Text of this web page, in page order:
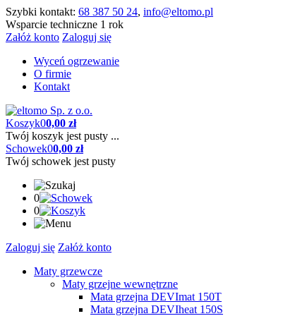
Szybki kontakt: 68 387 50 24, info@eltomo.pl
Wsparcie techniczne 1 rok
Załóż konto Zaloguj się
Wyceń ogrzewanie
O firmie
Kontakt
Koszyk00,00 zł
Twój koszyk jest pusty ...
Schowek00,00 zł
Twój schowek jest pusty
0
0
Zaloguj się Załóż konto
Maty grzewcze
Maty grzejne wewnętrzne
Mata grzejna DEVImat 150T
Mata grzejna DEVIheat 150S